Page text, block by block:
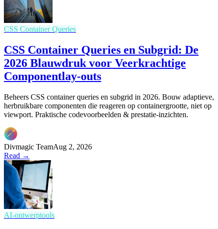
CSS Container Queries
CSS Container Queries en Subgrid: De
2026 Blauwdruk voor Veerkrachtige
Componentlay-outs
Beheers CSS container queries en subgrid in 2026. Bouw adaptieve,
herbruikbare componenten die reageren op containergrootte, niet op
viewport. Praktische codevoorbeelden & prestatie-inzichten.
Divmagic TeamAug 2, 2026
Read →
AI-ontwerptools